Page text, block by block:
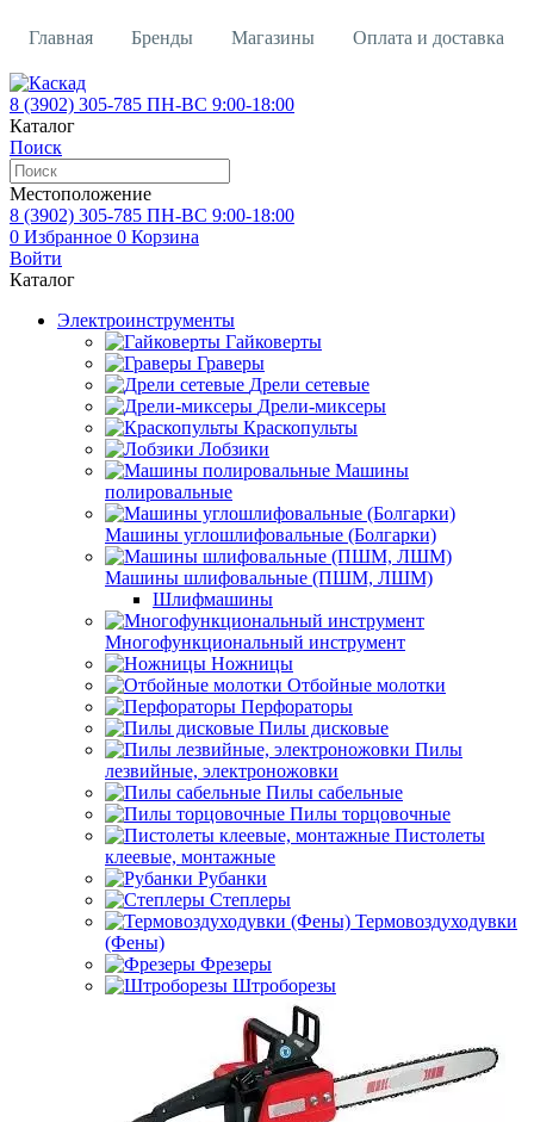
Главная Бренды Магазины Оплата и доставка
Контакты Кредит Вакансии
8 (3902) 305-785 ПН-ВС 9:00-18:00
Каталог
Поиск
Местоположение
8 (3902) 305-785 ПН-ВС 9:00-18:00
0 Избранное 0 Корзина
Войти
Каталог
Электроинструменты
Гайковерты
Граверы
Дрели сетевые
Дрели-миксеры
Краскопульты
Лобзики
Машины
полировальные
Машины углошлифовальные (Болгарки)
Машины шлифовальные (ПШМ, ЛШМ)
Шлифмашины
Многофункциональный инструмент
Ножницы
Отбойные молотки
Перфораторы
Пилы дисковые
Пилы
лезвийные, электроножовки
Пилы сабельные
Пилы торцовочные
Пистолеты
клеевые, монтажные
Рубанки
Степлеры
Термовоздуходувки
(Фены)
Фрезеры
Штроборезы